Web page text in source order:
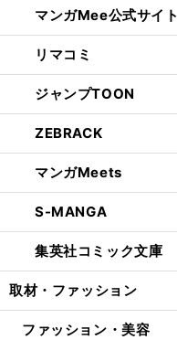
マンガMee公式サイト
リマコミ
ジャンプTOON
ZEBRACK
マンガMeets
S-MANGA
集英社コミック文庫
取材・ファッション
ファッション・美容